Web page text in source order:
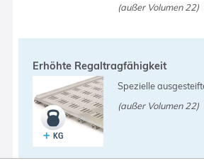
(außer Volumen 22)
Erhöhte Regaltragfähigkeit
Spezielle
(außer Volumen 22)